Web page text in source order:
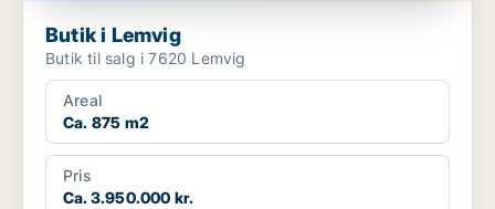
Butik i Lemvig
Butik til salg i 7620 Lemvig
Areal
Ca. 875 m2
Pris
Ca. 3.950.000 kr.